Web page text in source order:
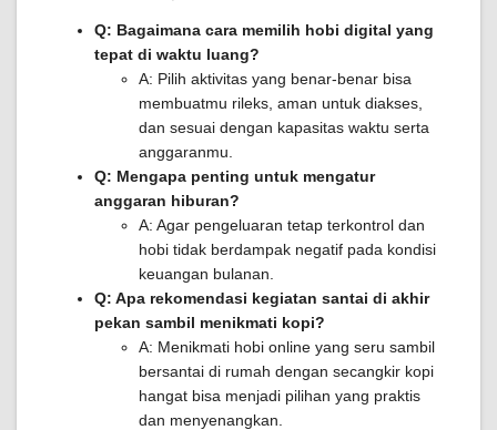
Q: Bagaimana cara memilih hobi digital yang
tepat di waktu luang?
A: Pilih aktivitas yang benar-benar bisa
membuatmu rileks, aman untuk diakses,
dan sesuai dengan kapasitas waktu serta
anggaranmu.
Q: Mengapa penting untuk mengatur
anggaran hiburan?
A: Agar pengeluaran tetap terkontrol dan
hobi tidak berdampak negatif pada kondisi
keuangan bulanan.
Q: Apa rekomendasi kegiatan santai di akhir
pekan sambil menikmati kopi?
A: Menikmati hobi online yang seru sambil
bersantai di rumah dengan secangkir kopi
hangat bisa menjadi pilihan yang praktis
dan menyenangkan.